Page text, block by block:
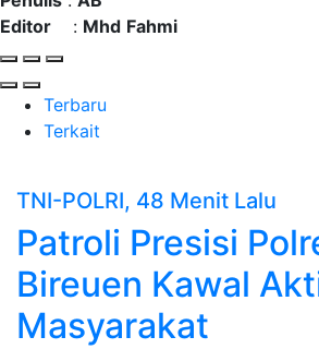
Editor : Mhd Fahmi
Terbaru
Terkait
TNI-POLRI, 48 Menit Lalu
Patroli Presisi
Bireuen Kawal
Masyarakat